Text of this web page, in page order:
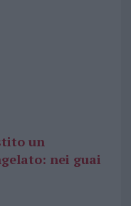
un
nei guai